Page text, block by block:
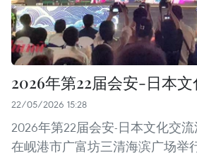
2026年第22届会安-日本
22/05/2026 15:28
2026年第22届会安-日本文化交
在岘港市广富坊三清海滨广场举